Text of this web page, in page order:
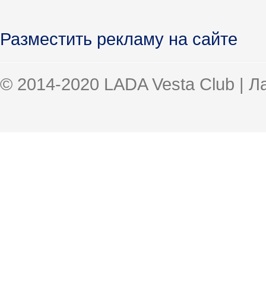
Разместить рекламу на сайте
© 2014-2020 LADA Vesta Club |